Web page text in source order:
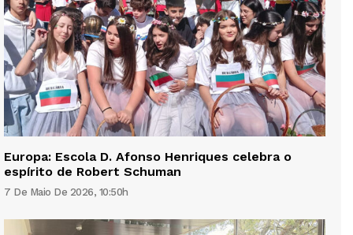
Europa: Escola D. Afonso Henriques celebra o
espírito de Robert Schuman
7 De Maio De 2026, 10:50h